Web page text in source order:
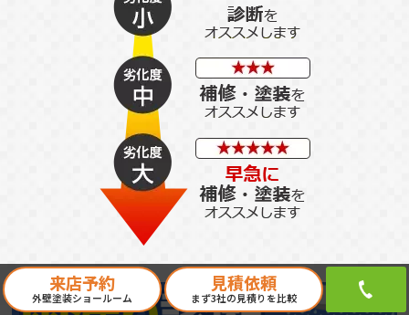
来店予約
外壁塗装ショールーム
見積依頼
まず3社の見積りを比較